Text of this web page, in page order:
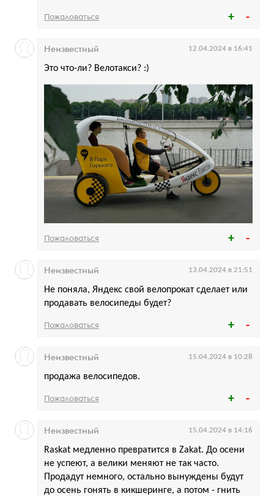
Пожаловаться
Это что-ли? Велотакси? :)
Неизвестный 12.04.2024 в 16:41
Пожаловаться
Не поняла, Яндекс свой велопрокат сделает или
продавать велосипеды будет?
Неизвестный 13.04.2024 в 21:51
Пожаловаться
продажа велосипедов.
Неизвестный 15.04.2024 в 10:28
Пожаловаться
Raskat медленно превратится в Zakat. До осени
не успеют, а велики меняют не так часто.
Продадут немного, остально вынуждены будут
до осень гонять в кикшеринге, а потом - гнить
Неизвестный 15.04.2024 в 14:16